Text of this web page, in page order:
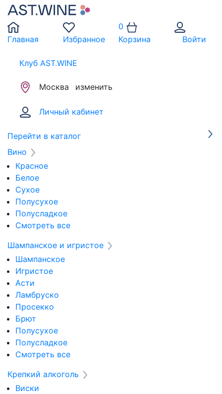
Главная Избранное
0
Корзина
Войти
Клуб AST.WINE
Москва изменить
Личный кабинет
Перейти в каталог
Вино
Красное
Белое
Сухое
Полусухое
Полусладкое
Смотреть все
Шампанское и игристое
Шампанское
Игристое
Асти
Ламбруско
Просекко
Брют
Полусухое
Полусладкое
Смотреть все
Крепкий алкоголь
Виски